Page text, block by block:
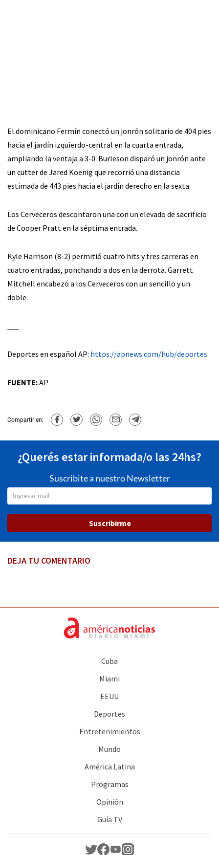
El dominicano Fermín conectó un jonrón solitario de 404 pies
hacia el jardín izquierdo-central en la cuarta entrada,
ampliando la ventaja a 3-0. Burleson disparó un jonrón ante
un cutter de Jared Koenig que recorrió una distancia
estimada de 443 pies hacia el jardín derecho en la sexta.
Los Cerveceros descontaron una con un elevado de sacrificio
de Cooper Pratt en la séptima entrada.
Kyle Harrison (8-2) permitió cuatro hits y tres carreras en
cuatro entradas, ponchando a dos en la derrota. Garrett
Mitchell encabezó a los Cerveceros con un sencillo y un
doble.
Deportes en español AP: https://apnews.com/hub/deportes
FUENTE:AP
Compartir en:
¿Querés estar informada/o las 24hs?
Suscribite a nuestro Newsletter
Suscribirme
DEJA TU COMENTARIO
Cuba
Miami
EEUU
Deportes
Entretenimientos
Mundo
América Latina
Programas
Opinión
Guía TV